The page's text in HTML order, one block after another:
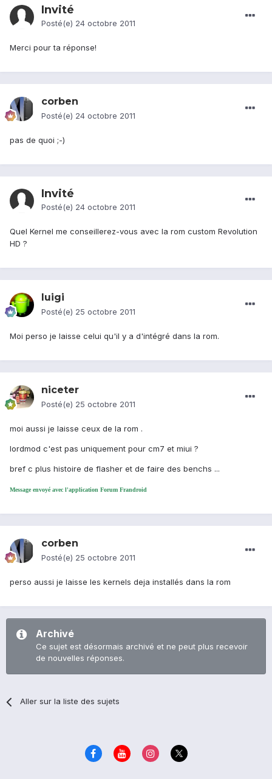
Invité
Posté(e) 24 octobre 2011
Merci pour ta réponse!
corben
Posté(e) 24 octobre 2011
pas de quoi ;-)
Invité
Posté(e) 24 octobre 2011
Quel Kernel me conseillerez-vous avec la rom custom Revolution
HD ?
luigi
Posté(e) 25 octobre 2011
Moi perso je laisse celui qu'il y a d'intégré dans la rom.
niceter
Posté(e) 25 octobre 2011
moi aussi je laisse ceux de la rom .
lordmod c'est pas uniquement pour cm7 et miui ?
bref c plus histoire de flasher et de faire des benchs ...
Message envoyé avec l'application Forum Frandroid
corben
Posté(e) 25 octobre 2011
perso aussi je laisse les kernels deja installés dans la rom
Archivé
Ce sujet est désormais archivé et ne peut plus recevoir
de nouvelles réponses.
Aller sur la liste des sujets